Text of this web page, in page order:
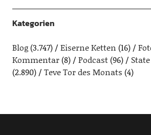
Kategorien
Blog(3.747) Eiserne Ketten (16)
Kommentar(8) Podcast(96)
(2.890)
Teve Tor des Monats (4)